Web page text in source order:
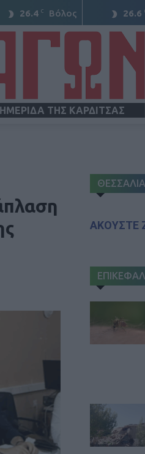
26.4 C Βόλος 26.6
ΤΗΣ ΚΑΡΔΙΤΣΑΣ
ΑΚΟΥΣΤΕ